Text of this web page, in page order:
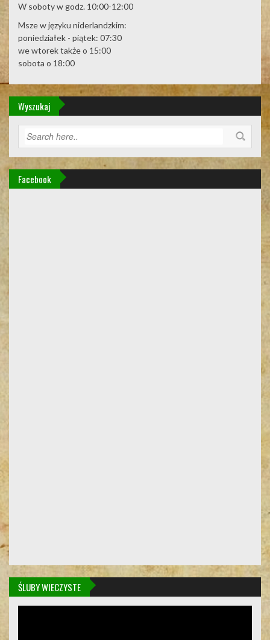
W soboty w godz. 10:00-12:00
Msze w języku niderlandzkim:
poniedziałek - piątek: 07:30
we wtorek także o 15:00
sobota o 18:00
Wyszukaj
Facebook
ŚLUBY WIECZYSTE